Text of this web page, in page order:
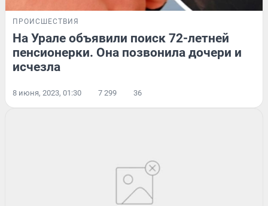
ПРОИСШЕСТВИЯ
На Урале объявили поиск 72-летней
пенсионерки. Она позвонила дочери и
исчезла
8 июня, 2023, 01:30 7 299 36